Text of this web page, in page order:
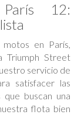
12:
en París,
Triumph Street
servicio de
satisfacer las
buscan una
flota bien